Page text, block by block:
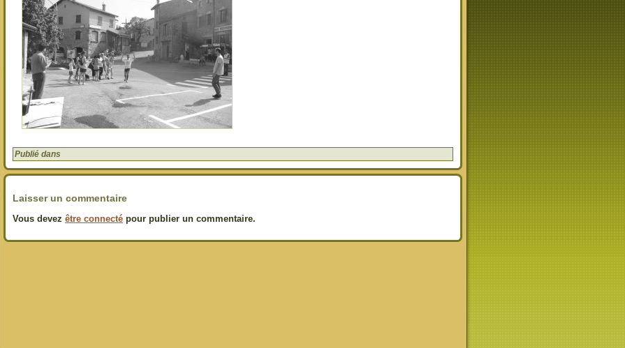
Publié dans
Laisser un commentaire
Vous devez être connecté pour publier un commentaire.